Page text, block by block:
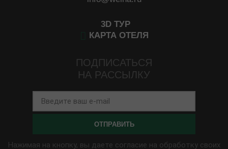
3D ТУР
КАРТА ОТЕЛЯ
ПОДПИСАТЬСЯ
НА РАССЫЛКУ
ОТПРАВИТЬ
Нажимая на кнопку, вы даете согласие на обработку своих